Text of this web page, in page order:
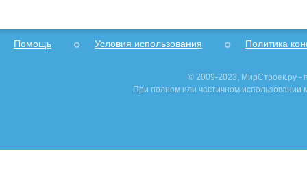
Помощь Условия использования Политика
© 2009-2023, МирСтроек.ру -
При полном или частичном использовании